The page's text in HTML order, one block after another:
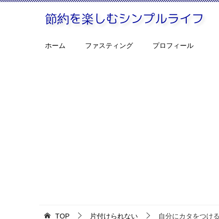
ホーム ファスティング プロフィール
TOP 片付けられない 自分にカタをつけ